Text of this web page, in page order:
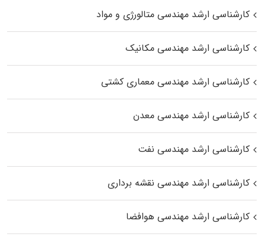
کارشناسی ارشد مهندسی متالورژی و مواد
کارشناسی ارشد مهندسی مکانیک
کارشناسی ارشد مهندسی معماری کشتی
کارشناسی ارشد مهندسی معدن
کارشناسی ارشد مهندسی نفت
کارشناسی ارشد مهندسی نقشه برداری
کارشناسی ارشد مهندسی هوافضا